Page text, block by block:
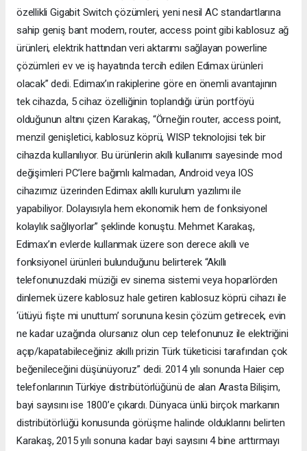
özellikli Gigabit Switch çözümleri, yeni nesil AC standartlarına
sahip geniş bant modem, router, access point gibi kablosuz ağ
ürünleri, elektrik hattından veri aktarımı sağlayan powerline
çözümleri ev ve iş hayatında tercih edilen Edimax ürünleri
olacak” dedi. Edimax’ın rakiplerine göre en önemli avantajının
tek cihazda, 5 cihaz özelliğinin toplandığı ürün portföyü
olduğunun altını çizen Karakaş, “Örneğin router, access point,
menzil genişletici, kablosuz köprü, WISP teknolojisi tek bir
cihazda kullanılıyor. Bu ürünlerin akıllı kullanımı sayesinde mod
değişimleri PC’lere bağımlı kalmadan, Android veya IOS
cihazımız üzerinden Edimax akıllı kurulum yazılımı ile
yapabiliyor. Dolayısıyla hem ekonomik hem de fonksiyonel
kolaylık sağlıyorlar” şeklinde konuştu. Mehmet Karakaş,
Edimax’ın evlerde kullanmak üzere son derece akıllı ve
fonksiyonel ürünleri bulunduğunu belirterek “Akıllı
telefonunuzdaki müziği ev sinema sistemi veya hoparlörden
dinlemek üzere kablosuz hale getiren kablosuz köprü cihazı ile
‘ütüyü fişte mi unuttum’ sorununa kesin çözüm getirecek, evin
ne kadar uzağında olursanız olun cep telefonunuz ile elektriğini
açıp/kapatabileceğiniz akıllı prizin Türk tüketicisi tarafından çok
beğenileceğini düşünüyoruz” dedi. 2014 yılı sonunda Haier cep
telefonlarının Türkiye distribütörlüğünü de alan Arasta Bilişim,
bayi sayısını ise 1800’e çıkardı. Dünyaca ünlü birçok markanın
distribütörlüğü konusunda görüşme halinde olduklarını belirten
Karakaş, 2015 yılı sonuna kadar bayi sayısını 4 bine arttırmayı